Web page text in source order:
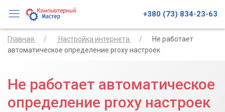
+380 (73) 834-23-63
Главная Настройка интернета
Не работает
автоматическое определение proxy настроек
Не работает автоматическое
определение proxy настроек